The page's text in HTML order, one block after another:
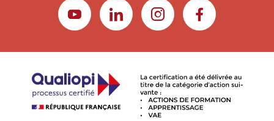
YOUTUBELINKEDININSTAGRAMFACEBOOK